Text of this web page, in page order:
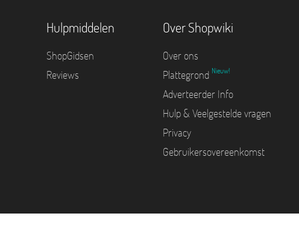
Hulpmiddelen
ShopGidsen
Reviews
Over Shopwiki
Over ons
Plattegrond Nieuw!
Adverteerder Info
Hulp & Veelgestelde vragen
Privacy
Gebruikersovereenkomst